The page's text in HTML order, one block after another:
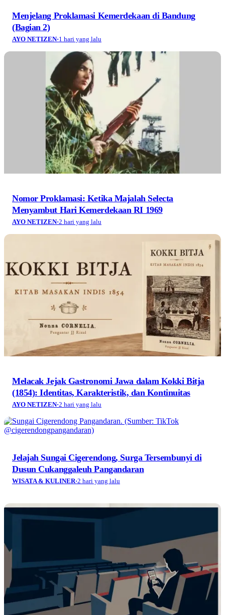
Menjelang Proklamasi Kemerdekaan di Bandung
(Bagian 2)
AYO NETIZEN·1 hari yang lalu
Nomor Proklamasi: Ketika Majalah Selecta
Menyambut Hari Kemerdekaan RI 1969
AYO NETIZEN·2 hari yang lalu
Melacak Jejak Gastronomi Jawa dalam Kokki Bitja
(1854): Identitas, Karakteristik, dan Kontinuitas
AYO NETIZEN·2 hari yang lalu
Jelajah Sungai Cigerendong, Surga Tersembunyi di
Dusun Cukanggaleuh Pangandaran
WISATA & KULINER·2 hari yang lalu